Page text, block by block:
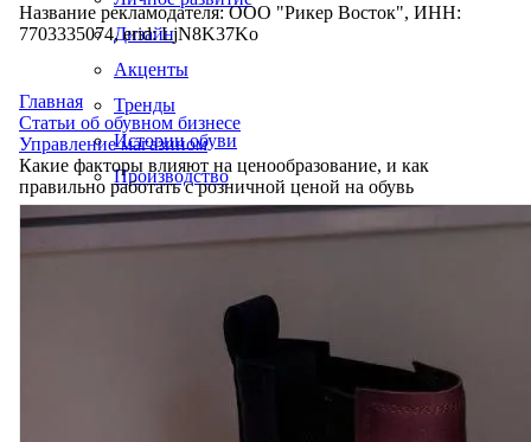
Дизайн
Акценты
Тренды
Истории обуви
Производство
Название рекламодателя: ООО "Рикер Восток", ИНН:
7703335074, erid: LjN8K37Ko
Главная
Статьи об обувном бизнесе
Управление магазином
Какие факторы влияют на ценообразование, и как
правильно работать с розничной ценой на обувь